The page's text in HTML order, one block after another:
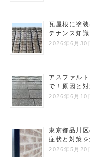
瓦屋根に塗
テナンス知識
2026年6月30
アスファル
で！原因と
2026年6月10
東京都品川
症状と対策
2026年5月20